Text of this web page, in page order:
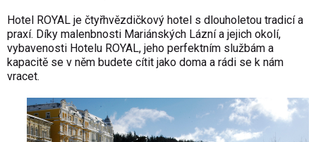
Hotel ROYAL je čtyřhvězdičkový hotel s dlouholetou tradicí a
praxí. Díky malenbnosti Mariánských Lázní a jejich okolí,
vybavenosti Hotelu ROYAL, jeho perfektním službám a
kapacitě se v něm budete cítit jako doma a rádi se k nám
vracet.